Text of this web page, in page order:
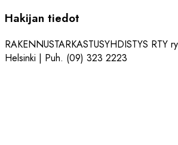
Hakijan tiedot
RAKENNUSTARKASTUSYHDISTYS
Helsinki | Puh. (09) 323 2223